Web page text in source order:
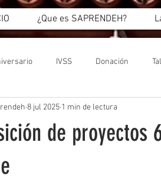
¿Que es SAPRENDEH?
IVSS Donación
de proyectos
8 jul 2025 1 min de lectura